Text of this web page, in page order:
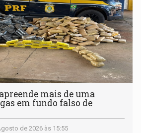
mais de uma
em fundo falso de
de 2026 às 15:55